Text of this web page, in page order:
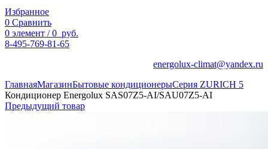
Избранное
0 Сравнить
0 элемент / 0 руб.
8-495-769-81-65
energolux-climat@yandex.ru
ГлавнаяМагазинБытовые кондиционерыСерия ZURICH 5
Кондиционер Energolux SAS07Z5-AI/SAU07Z5-AI
Предыдущий товар